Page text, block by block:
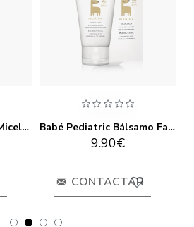
Babé Pediatric Agua Micelar 500ml Babé Pediatric Bálsamo Facial Piel Irritada 50ml
9.90€
CONTACTAR